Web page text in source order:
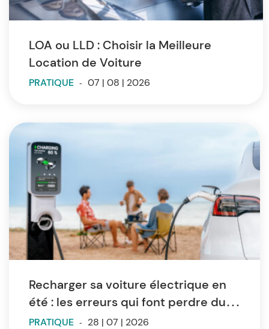
LOA ou LLD : Choisir la Meilleure
Location de Voiture
PRATIQUE - 07 | 08 | 2026
Recharger sa voiture électrique en
été : les erreurs qui font perdre du
temps et de l’autonomie
PRATIQUE - 28 | 07 | 2026